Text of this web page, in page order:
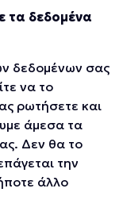
τα δεδομένα
δεδομένων σας
να το
ρωτήσετε και
άμεσα τα
Δεν θα το
την
άλλο